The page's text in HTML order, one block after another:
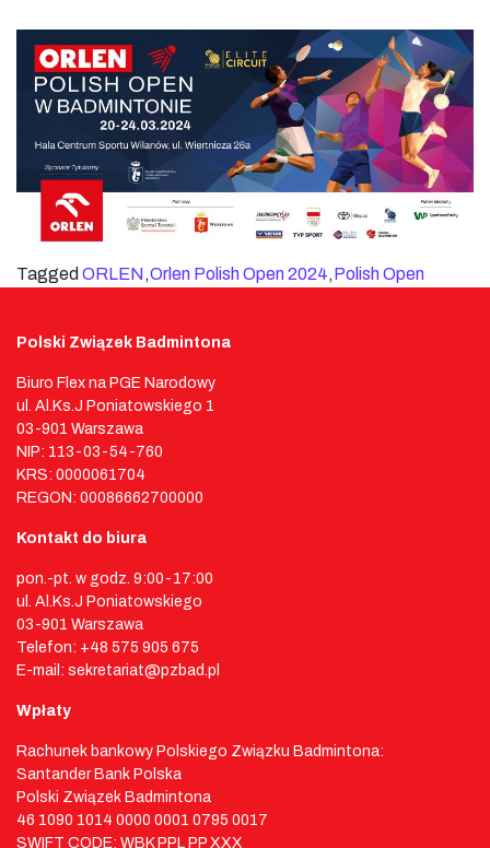
Tagged ORLEN,Orlen Polish Open 2024,Polish Open
Polski Związek Badmintona
Biuro Flex na PGE Narodowy
ul. Al.Ks.J Poniatowskiego 1
03-901 Warszawa
NIP: 113-03-54-760
KRS: 0000061704
REGON: 00086662700000
Kontakt do biura
pon.-pt. w godz. 9:00-17:00
ul. Al.Ks.J Poniatowskiego
03-901 Warszawa
Telefon: +48 575 905 675
E-mail: sekretariat@pzbad.pl
Wpłaty
Rachunek bankowy Polskiego Związku Badmintona:
Santander Bank Polska
Polski Związek Badmintona
46 1090 1014 0000 0001 0795 0017
SWIFT CODE: WBK PPL PP XXX